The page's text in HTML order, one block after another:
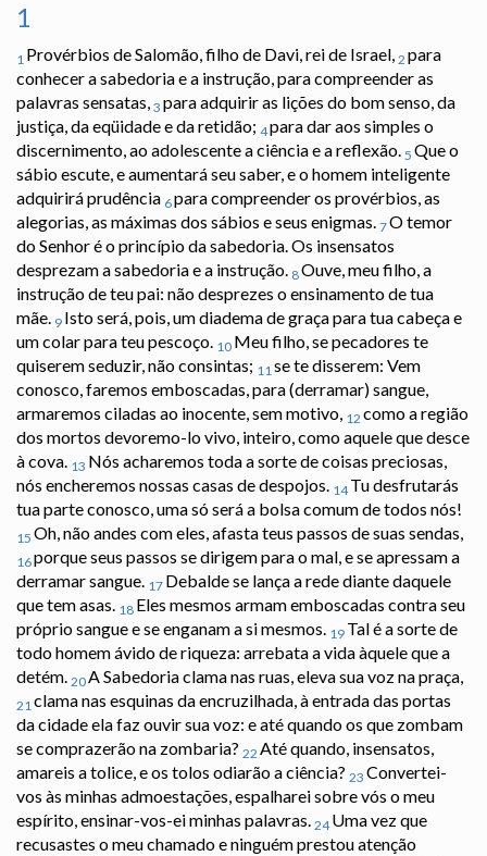
1
1 Provérbios de Salomão, filho de Davi, rei de Israel, 2 para
conhecer a sabedoria e a instrução, para compreender as
palavras sensatas, 3 para adquirir as lições do bom senso, da
justiça, da eqüidade e da retidão; 4para dar aos simples o
discernimento, ao adolescente a ciência e a reflexão. 5 Que o
sábio escute, e aumentará seu saber, e o homem inteligente
adquirirá prudência 6para compreender os provérbios, as
alegorias, as máximas dos sábios e seus enigmas. 7O temor
do Senhor é o princípio da sabedoria. Os insensatos
desprezam a sabedoria e a instrução. 8Ouve, meu filho, a
instrução de teu pai: não desprezes o ensinamento de tua
mãe. 9 Isto será, pois, um diadema de graça para tua cabeça e
um colar para teu pescoço. 10 Meu filho, se pecadores te
quiserem seduzir, não consintas; 11se te disserem: Vem
conosco, faremos emboscadas, para (derramar) sangue,
armaremos ciladas ao inocente, sem motivo, 12 como a região
dos mortos devoremo-lo vivo, inteiro, como aquele que desce
à cova. 13 Nós acharemos toda a sorte de coisas preciosas,
nós encheremos nossas casas de despojos. 14 Tu desfrutarás
tua parte conosco, uma só será a bolsa comum de todos nós!
15 Oh, não andes com eles, afasta teus passos de suas sendas,
16porque seus passos se dirigem para o mal, e se apressam a
derramar sangue. 17 Debalde se lança a rede diante daquele
que tem asas. 18 Eles mesmos armam emboscadas contra seu
próprio sangue e se enganam a si mesmos. 19 Tal é a sorte de
todo homem ávido de riqueza: arrebata a vida àquele que a
detém. 20A Sabedoria clama nas ruas, eleva sua voz na praça,
21clama nas esquinas da encruzilhada, à entrada das portas
da cidade ela faz ouvir sua voz: e até quando os que zombam
se comprazerão na zombaria? 22 Até quando, insensatos,
amareis a tolice, e os tolos odiarão a ciência? 23 Convertei-
vos às minhas admoestações, espalharei sobre vós o meu
espírito, ensinar-vos-ei minhas palavras. 24 Uma vez que
recusastes o meu chamado e ninguém prestou atenção